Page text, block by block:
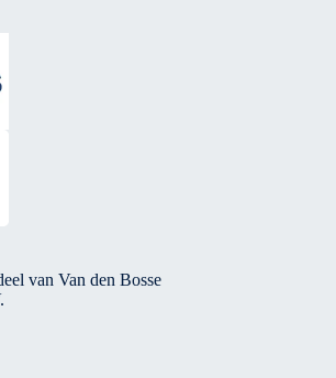
van Van den Bosse